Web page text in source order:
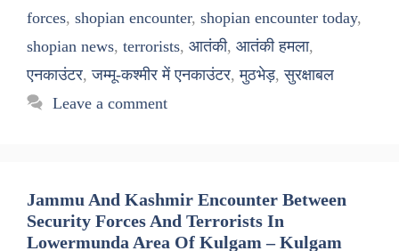
forces, shopian encounter, shopian encounter today,
shopian news, terrorists, आतंकी, आतंकी हमला,
एनकाउंटर,जम्मू-कश्मीर में एनकाउंटर,मुठभेड़,सुरक्षाबल
Leave a comment
Jammu And Kashmir Encounter Between
Security Forces And Terrorists In
Lowermunda Area Of Kulgam – Kulgam